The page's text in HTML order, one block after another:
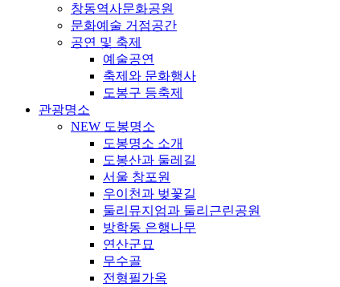
창동역사문화공원
문화예술 거점공간
공연 및 축제
예술공연
축제와 문화행사
도봉구 등축제
관광명소
NEW 도봉명소
도봉명소 소개
도봉산과 둘레길
서울 창포원
우이천과 벚꽃길
둘리뮤지엄과 둘리근린공원
방학동 은행나무
연산군묘
무수골
전형필가옥